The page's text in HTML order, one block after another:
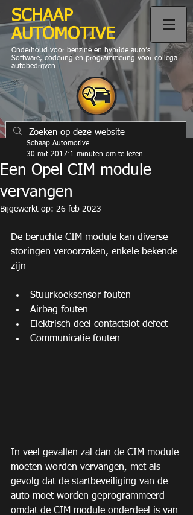
SCHAAP
AUTOMOTIVE
Onderhoud voor benzine en hybride auto’s
Software, codering en programmering voor collega
autobedrijven
Een Opel CIM module
vervangen
Schaap Automotive
30 mrt 2017 1 minuten om te lezen
Bijgewerkt op: 26 feb 2023
De beruchte CIM module kan diverse
storingen veroorzaken, enkele bekende
zijn
Stuurkoeksensor fouten
Airbag fouten
Elektrisch deel contactslot defect
Communicatie fouten
In veel gevallen zal dan de CIM module
moeten worden vervangen, met als
gevolg dat de startbeveiliging van de
auto moet worden geprogrammeerd
omdat de CIM module onderdeel is van